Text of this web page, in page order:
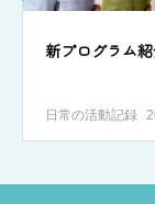
新プログラム
日常の活動記録